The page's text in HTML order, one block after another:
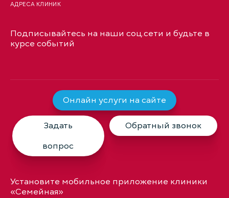
АДРЕСА КЛИНИК
Подписывайтесь на наши соц.сети и будьте в
курсе событий
Онлайн услуги на сайте
Задать
вопрос
Обратный звонок
Установите мобильное приложение клиники
«Семейная»